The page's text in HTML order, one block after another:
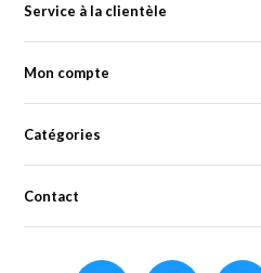
Service à la clientèle
Mon compte
Catégories
Contact